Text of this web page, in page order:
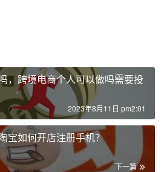
，跨境电商个人可以做吗需要投
2023年8月11日 pm2:01
宝如何开店注册手机？
下一篇